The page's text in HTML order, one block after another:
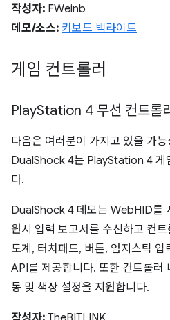
작성자: FWeinb
데모/소스: 키보드 백라이트
게임 컨트롤러
PlayStation 4 무선 컨트롤
다음은 여러분이 가지고 있을 가
DualShock 4는 PlayStation 4 게
다.
DualShock 4 데모는 WebHID를
원시 입력 보고서를 수신하고 컨
도계, 터치패드, 버튼, 엄지스틱
API를 제공합니다. 또한 컨트롤러
동 및 색상 설정을 지원합니다.